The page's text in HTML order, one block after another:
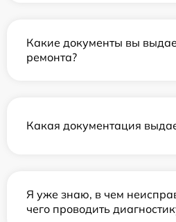
Какие документы вы
ремонта?
Какая документация
Я уже знаю, в чем
чего проводить